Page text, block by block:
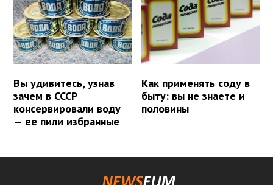
Вы удивитесь, узнав
зачем в СССР
консервировали воду
— ее пили избранные
Как применять соду в
быту: вы не знаете и
половины